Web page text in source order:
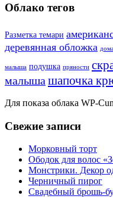
Облако тегов
Разметка темари
деревянная обложка
малыша подушка пряности
малыша шапочка
Для показа облака WP-
Свежие записи
Морковный торт
Ободок для волос
Монстрики. Декор
Черничный пирог
Свадебный брошь-